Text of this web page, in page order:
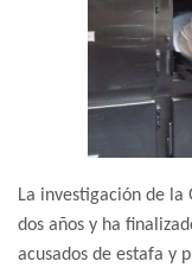
La investigación de la
dos años y ha
acusados de estafa y